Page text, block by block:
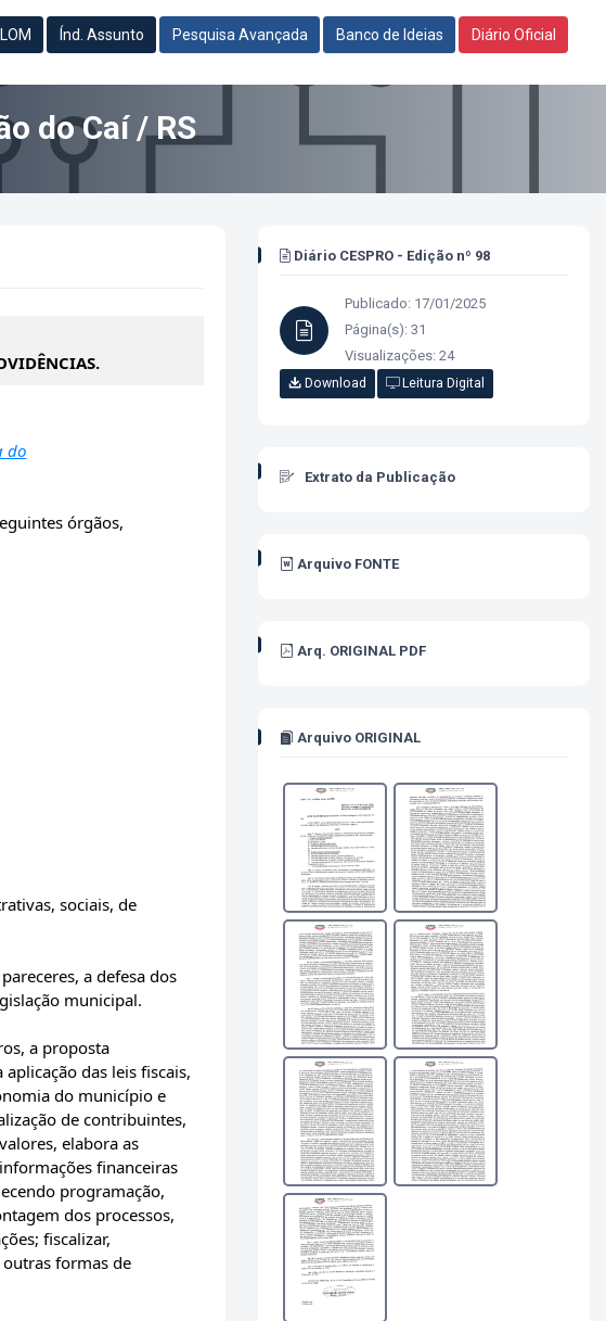
LOM Índ. Assunto Pesquisa Avançada Banco de Ideias Diário Oficial
do Caí / RS
do
órgãos,
sociais, de
a defesa dos
municipal.
a proposta
das leis fiscais,
do município e
de contribuintes,
elabora as
financeiras
programação,
dos processos,
fiscalizar,
formas de
Diário CESPRO - Edição nº 98
Publicado: 17/01/2025
Página(s): 31
Visualizações: 24
Download Leitura Digital
Extrato da Publicação
Arquivo FONTE
Arq. ORIGINAL PDF
Arquivo ORIGINAL